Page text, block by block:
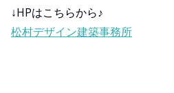
↓HPはこちらから♪
松村デザイン建築事務所